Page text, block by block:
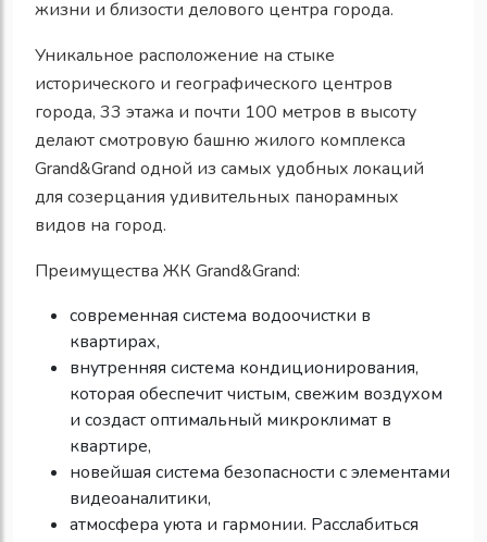
жизни и близости делового центра города.
Уникальное расположение на стыке
исторического и географического центров
города, 33 этажа и почти 100 метров в высоту
делают смотровую башню жилого комплекса
Grand&Grand одной из самых удобных локаций
для созерцания удивительных панорамных
видов на город.
Преимущества ЖК Grand&Grand:
современная система водоочистки в
квартирах,
внутренняя система кондиционирования,
которая обеспечит чистым, свежим воздухом
и создаст оптимальный микроклимат в
квартире,
новейшая система безопасности с элементами
видеоаналитики,
атмосфера уюта и гармонии. Расслабиться